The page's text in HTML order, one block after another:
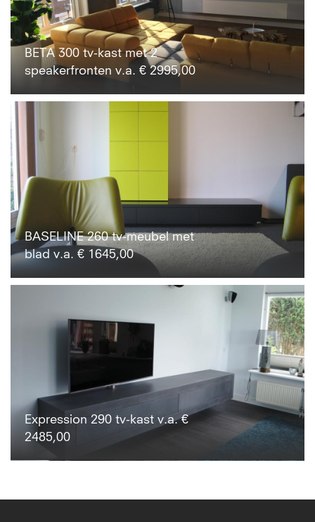
BETA 300 tv-kast met 2
speakerfronten v.a. € 2995,00
BASELINE 260 tv-meubel met
blad v.a. € 1645,00
Expression 290 tv-kast v.a. €
2485,00